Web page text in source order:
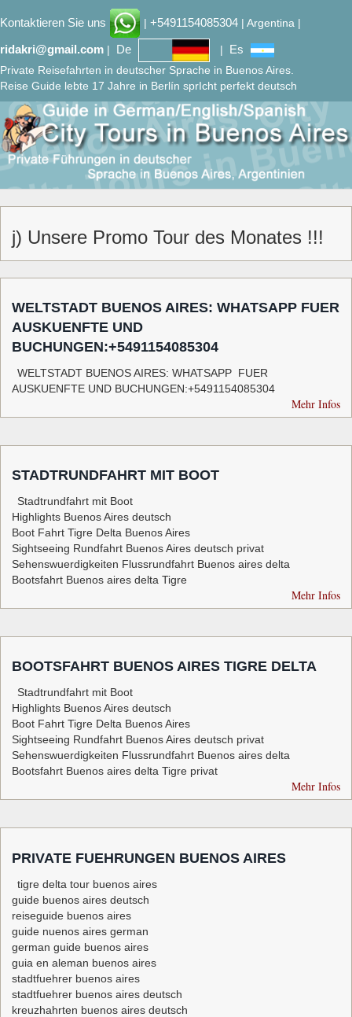
Kontaktieren Sie uns | +5491154085304 | Argentina |
ridakri@gmail.com | De | Es
Private Reisefahrten in deutscher Sprache in Buenos Aires.
Reise Guide lebte 17 Jahre in Berlín sprIcht perfekt deutsch
j) Unsere Promo Tour des Monates !!!
WELTSTADT BUENOS AIRES: WHATSAPP FUER
AUSKUENFTE UND
BUCHUNGEN:+5491154085304
WELTSTADT BUENOS AIRES: WHATSAPP FUER
AUSKUENFTE UND BUCHUNGEN:+5491154085304
Mehr Infos
STADTRUNDFAHRT MIT BOOT
Stadtrundfahrt mit Boot
Highlights Buenos Aires deutsch
Boot Fahrt Tigre Delta Buenos Aires
Sightseeing Rundfahrt Buenos Aires deutsch privat
Sehenswuerdigkeiten Flussrundfahrt Buenos aires delta
Bootsfahrt Buenos aires delta Tigre
Mehr Infos
BOOTSFAHRT BUENOS AIRES TIGRE DELTA
Stadtrundfahrt mit Boot
Highlights Buenos Aires deutsch
Boot Fahrt Tigre Delta Buenos Aires
Sightseeing Rundfahrt Buenos Aires deutsch privat
Sehenswuerdigkeiten Flussrundfahrt Buenos aires delta
Bootsfahrt Buenos aires delta Tigre privat
Mehr Infos
PRIVATE FUEHRUNGEN BUENOS AIRES
tigre delta tour buenos aires
guide buenos aires deutsch
reiseguide buenos aires
guide nuenos aires german
german guide buenos aires
guia en aleman buenos aires
stadtfuehrer buenos aires
stadtfuehrer buenos aires deutsch
kreuzhahrten buenos aires deutsch